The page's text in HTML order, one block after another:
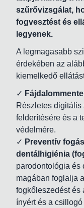
szűrővizsgálat,
fogvesztést és
legyenek.
A legmagasabb
érdekében az
kiemelkedő
✓
Részletes
felderítésére és a
védelmére.
✓ Preventív
dentálhigiénia
parodontológia és
magában foglalja
fogkőleszedést és
ínyért és a csillogó